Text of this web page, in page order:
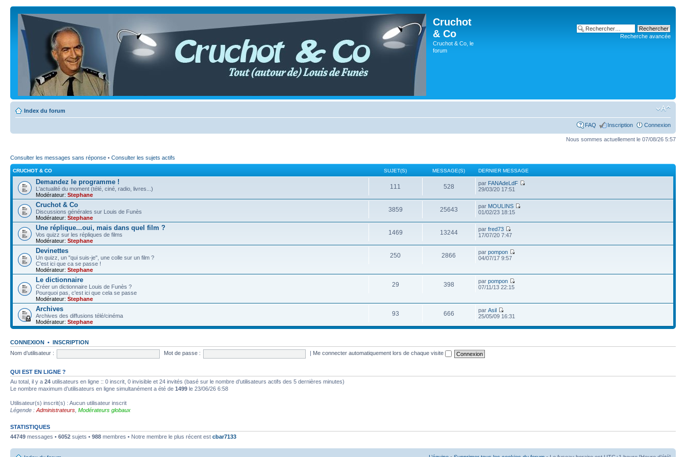
Cruchot
& Co
Cruchot & Co, le
forum
Recherche avancée
Index du forum
FAQ Inscription Connexion
Nous sommes actuellement le 07/08/26 5:57
Consulter les messages sans réponse • Consulter les sujets actifs
CRUCHOT & CO SUJET(S) MESSAGE(S) DERNIER MESSAGE
Demandez le programme !
L'actualité du moment (télé, ciné, radio, livres...)
Modérateur: Stephane
111 528 par FANAdeLdF
29/03/20 17:51
Cruchot & Co
Discussions générales sur Louis de Funès
Modérateur: Stephane
3859 25643 par MOULINS
01/02/23 18:15
Une réplique...oui, mais dans quel film ?
Vos quizz sur les répliques de films
Modérateur: Stephane
1469 13244 parfred73
17/07/20 7:47
Devinettes
Un quizz, un "qui suis-je", une colle sur un film ?
C'est ici que ca se passe !
Modérateur: Stephane
250 2866 parpompon
04/07/17 9:57
Le dictionnaire
Créer un dictionnaire Louis de Funès ?
Pourquoi pas, c'est ici que cela se passe
Modérateur: Stephane
29 398 parpompon
07/11/13 22:15
Archives
Archives des diffusions télé/cinéma
Modérateur: Stephane
93 666 parAsil
25/05/09 16:31
CONNEXION • INSCRIPTION
Nom d’utilisateur :
Mot de passe : Me connecter automatiquement lors de chaque visite
QUI EST EN LIGNE ?
Au total, il y a 24 utilisateurs en ligne :: 0 inscrit, 0 invisible et 24 invités (basé sur le nombre d’utilisateurs actifs des 5 dernières minutes)
Le nombre maximum d’utilisateurs en ligne simultanément a été de 1499 le 23/06/26 6:58
Utilisateur(s) inscrit(s) : Aucun utilisateur inscrit
Légende : Administrateurs Modérateurs globaux
STATISTIQUES
44749 messages • 6052 sujets • 988 membres • Notre membre le plus récent est cbar7133